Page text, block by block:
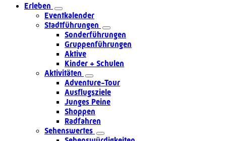
Erleben
Eventkalender
Stadtführungen
Sonderführungen
Gruppenführungen
Aktive
Kinder + Schulen
Aktivitäten
Adventure-Tour
Ausflugsziele
Junges Peine
Shoppen
Radfahren
Sehenswertes